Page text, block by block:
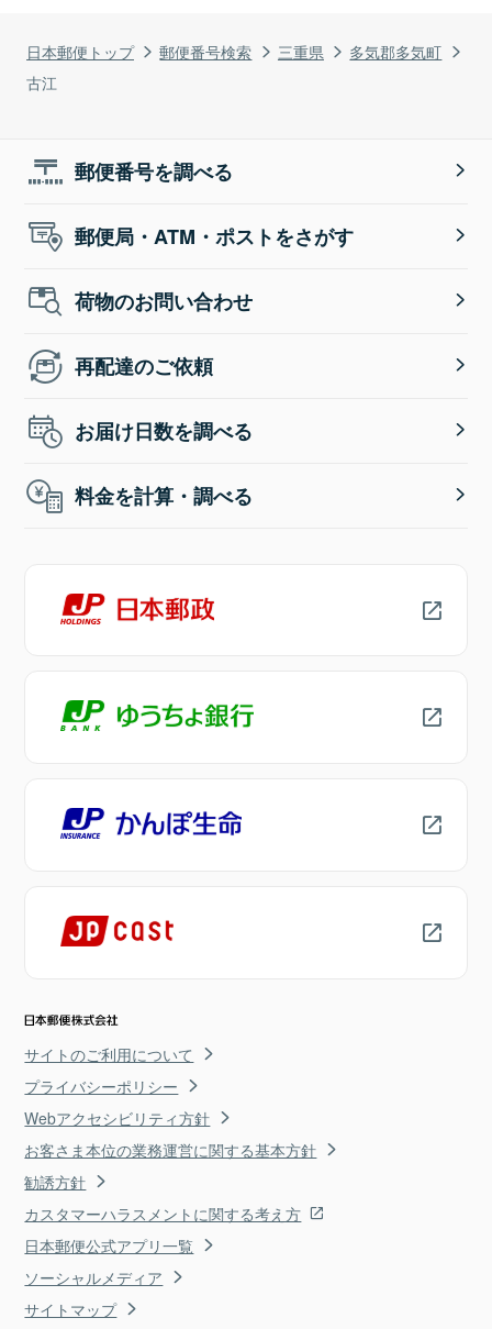
日本郵便トップ 郵便番号検索 三重県
多気郡多気町
古江
郵便番号を調べる
郵便局・ATM・ポストをさがす
荷物のお問い合わせ
再配達のご依頼
お届け日数を調べる
料金を計算・調べる
サイトのご利用について
プライバシーポリシー
Webアクセシビリティ方針
お客さま本位の業務運営に関する基本方針
勧誘方針
カスタマーハラスメントに関する考え方
日本郵便公式アプリ一覧
ソーシャルメディア
サイトマップ